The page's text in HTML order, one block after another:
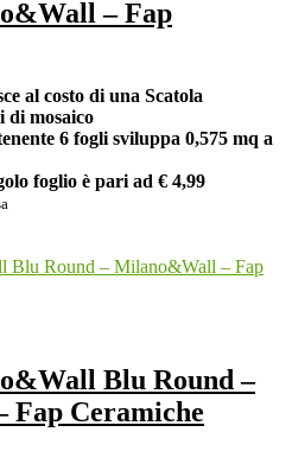
– Fap
al costo di una Scatola
di mosaico
6 fogli sviluppa 0,575 mq a
foglio è pari ad € 4,99
Blu Round –
Ceramiche